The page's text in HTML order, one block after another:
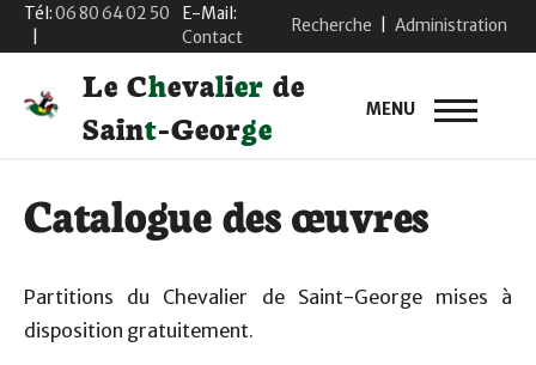
Tél:06 80 64 02 50
E-Mail:
Contact
Recherche Administration
Le Chevalier de
Saint-George MENU
Catalogue des œuvres
Partitions du Chevalier de Saint-George mises à
disposition gratuitement.